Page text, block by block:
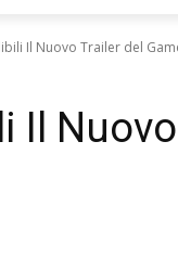
Il Nuovo Trailer del
Il